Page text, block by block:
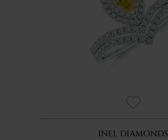
INEL DIAMONDS